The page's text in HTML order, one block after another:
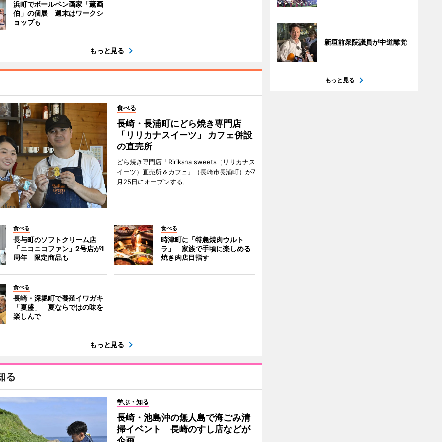
浜町でボールペン画家「薫画
伯」の個展 週末はワークシ
ョップも
もっと見る
食べる
長崎・長浦町にどら焼き専門店
「リリカナスイーツ」 カフェ併設
の直売所
どら焼き専門店「Ririkana sweets（リリカナス
イーツ）直売所＆カフェ」（長崎市長浦町）が7
月25日にオープンする。
食べる
長与町のソフトクリーム店
「ニコニコファン」2号店が1
周年 限定商品も
食べる
時津町に「特急焼肉ウルト
ラ」 家族で手頃に楽しめる
焼き肉店目指す
食べる
長崎・深堀町で養殖イワガキ
「夏盛」 夏ならではの味を
楽しんで
もっと見る
る
学ぶ・知る
長崎・池島沖の無人島で海ごみ清
掃イベント 長崎のすし店などが
新垣前衆院議員が中道離党
もっと見る